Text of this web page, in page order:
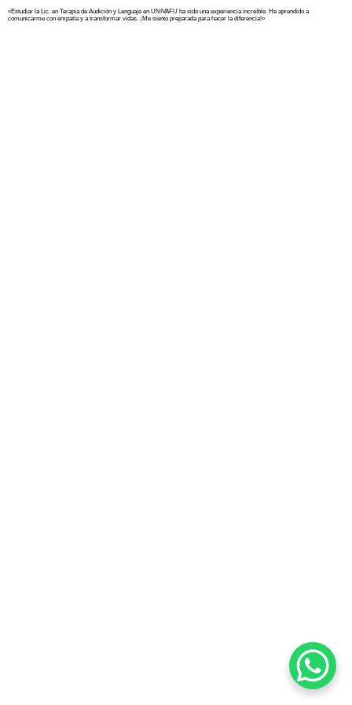
«Estudiar la Lic. en Terapia de Audición y Lenguaje en UNIVAFU ha sido una experiencia increíble. He aprendido a
comunicarme con empatía y a transformar vidas. ¡Me siento preparada para hacer la diferencia!»